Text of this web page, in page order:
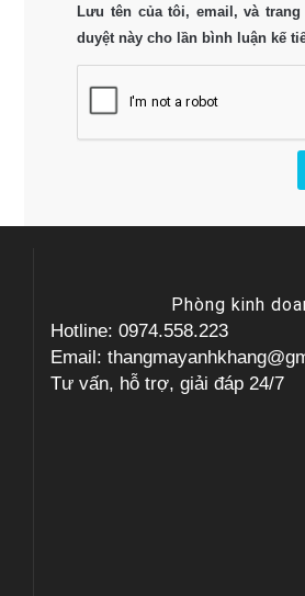
Lưu tên của tôi, email, và
duyệt này cho lần bình luận kế
Phòng kinh
Hotline: 0974.558.223
Email:
Tư vấn, hỗ trợ, giải đáp 24/7